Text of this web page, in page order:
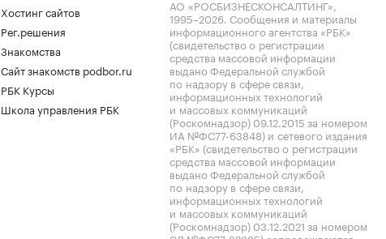
Хостинг сайтов
Рег.решения
Знакомства
Сайт знакомств podbor.ru
РБК Курсы
Школа управления РБК
АО «РОСБИЗНЕСКОНСАЛТИНГ»,
1995–2026. Сообщения и материалы
информационного агентства «РБК»
(свидетельство о регистрации
средства массовой информации
выдано Федеральной службой
по надзору в сфере связи,
информационных технологий
и массовых коммуникаций
(Роскомнадзор) 09.12.2015 за номером
ИА №ФС77-63848) и сетевого издания
«РБК» (свидетельство о регистрации
средства массовой информации
выдано Федеральной службой
по надзору в сфере связи,
информационных технологий
и массовых коммуникаций
(Роскомнадзор) 03.12.2021 за номером